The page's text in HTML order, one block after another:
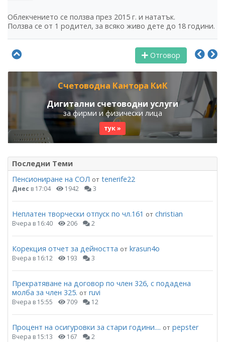
Облекчението се ползва през 2015 г. и нататък.
Ползва се от 1 родител, за всяко живо дете до 18 години.
Отговор
Счетоводна Кантора КиК
Дигитални счетоводни услуги
за фирми и физически лица
тук »
Последни Теми
Пенсиониране на СОЛ от tenerife22
Днес в 17:04 1942 3
Неплатен творчески отпуск по чл.161 от christian
Вчера в 16:40 206 2
Корекция отчет за дейността от krasun4o
Вчера в 16:12 193 3
Прекратяване на договор по член 326, с подадена
молба за член 325. от ruvi
Вчера в 15:55 709 12
Процент на осигуровки за стари години.... от pepster
Вчера в 15:13 167 2